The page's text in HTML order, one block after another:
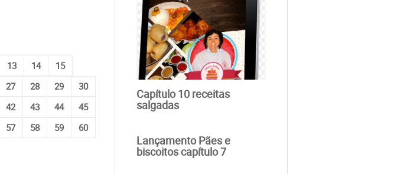
13 14
15
27 28 29
30
42 43 44
45
57 58 59
60
Capítulo 10 receitas
salgadas
Lançamento Pães e
biscoitos capítulo 7